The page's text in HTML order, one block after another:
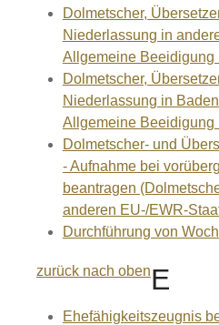
Dolmetscher,
Niederlassung in
Allgemeine Beeidigung
Dolmetscher,
Niederlassung in
Allgemeine Beeidigung
Dolmetscher- und
- Aufnahme bei
beantragen
anderen EU-/EWR-
Durchführung von
zurück nach obenE
Ehefähigkeitszeugnis